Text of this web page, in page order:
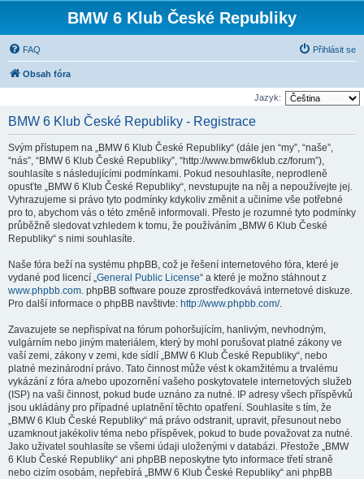
BMW 6 Klub České Republiky
FAQ Přihlásit se
Obsah fóra
Jazyk:
BMW 6 Klub České Republiky - Registrace
Svým přístupem na „BMW 6 Klub České Republiky“ (dále jen “my”, “naše”,
“nás”, “BMW 6 Klub České Republiky”, “http://www.bmw6klub.cz/forum”),
souhlasíte s následujícími podmínkami. Pokud nesouhlasíte, neprodleně
opusťte „BMW 6 Klub České Republiky“, nevstupujte na něj a nepoužívejte jej.
Vyhrazujeme si právo tyto podmínky kdykoliv změnit a učiníme vše potřebné
pro to, abychom vás o této změně informovali. Přesto je rozumné tyto podmínky
průběžně sledovat vzhledem k tomu, že používáním „BMW 6 Klub České
Republiky“ s nimi souhlasíte.
Naše fóra beží na systému phpBB, což je řešení internetového fóra, které je
vydané pod licencí „General Public License“ a které je možno stáhnout z
www.phpbb.com. phpBB software pouze zprostředkovává internetové diskuze.
Pro další informace o phpBB navštivte: http://www.phpbb.com/.
Zavazujete se nepřispívat na fórum pohoršujícím, hanlivým, nevhodným,
vulgárním nebo jiným materiálem, který by mohl porušovat platné zákony ve
vaší zemi, zákony v zemi, kde sídlí „BMW 6 Klub České Republiky“, nebo
platné mezinárodní právo. Tato činnost může vést k okamžitému a trvalému
vykázání z fóra a/nebo upozornění vašeho poskytovatele internetových služeb
(ISP) na vaši činnost, pokud bude uznáno za nutné. IP adresy všech příspěvků
jsou ukládány pro případné uplatnění těchto opatření. Souhlasíte s tím, že
„BMW 6 Klub České Republiky“ má právo odstranit, upravit, přesunout nebo
uzamknout jakékoliv téma nebo příspěvek, pokud to bude považovat za nutné.
Jako uživatel souhlasíte se všemi údaji uloženými v databázi. Přestože „BMW
6 Klub České Republiky“ ani phpBB neposkytne tyto informace třetí straně
nebo cizím osobám, nepřebírá „BMW 6 Klub České Republiky“ ani phpBB